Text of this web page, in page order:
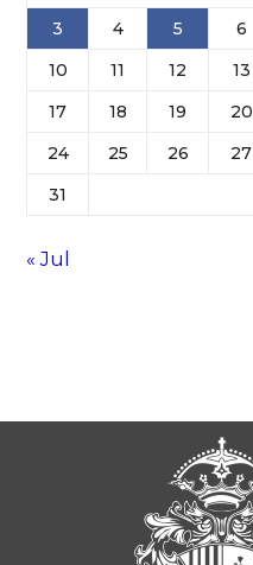
3
4 5 6
10
11 12 13
17
18 19 20
24
25 26 27
31
« Jul